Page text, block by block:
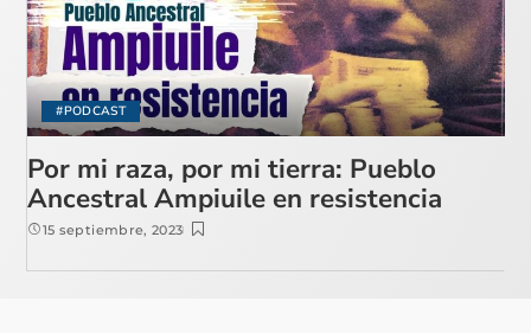
#PODCAST
Por mi raza, por mi tierra: Pueblo
Ancestral Ampiuile en resistencia
15 septiembre, 2023